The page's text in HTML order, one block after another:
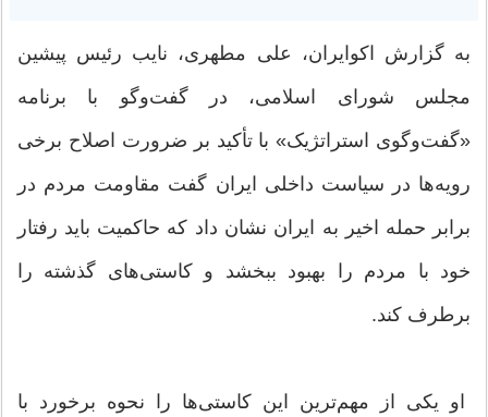
به گزارش اکوایران، علی مطهری، نایب رئیس پیشین
مجلس شورای اسلامی، در گفت‌وگو با برنامه
«گفت‌وگوی استراتژیک» با تأکید بر ضرورت اصلاح برخی
رویه‌ها در سیاست داخلی ایران گفت مقاومت مردم در
برابر حمله اخیر به ایران نشان داد که حاکمیت باید رفتار
خود با مردم را بهبود ببخشد و کاستی‌های گذشته را
برطرف کند.
او یکی از مهم‌ترین این کاستی‌ها را نحوه برخورد با